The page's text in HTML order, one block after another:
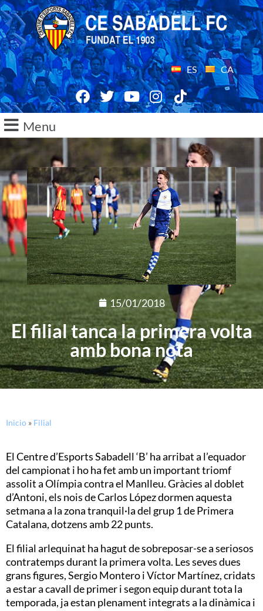
ES CA
Menu
15/01/2018
El filial tanca la primera volta
amb bona nota
Inicio » Filial
El Centre d’Esports Sabadell ‘B’ ha arribat a l’equador
del campionat i ho ha fet amb un important triomf
assolit a Olímpia contra el Manlleu. Gràcies al doblet
d’Antoni, els nois de Carlos López dormen aquesta
setmana a la zona tranquil·la del grup 1 de Primera
Catalana, dotzens amb 22 punts.
El filial arlequinat ha hagut de sobreposar-se a seriosos
contratemps durant la primera volta. Les seves dues
grans figures, Sergio Montero i Víctor Martínez, cridats
a estar a cavall de primer i segon equip durant tota la
temporada, ja estan plenament integrats a la dinàmica i